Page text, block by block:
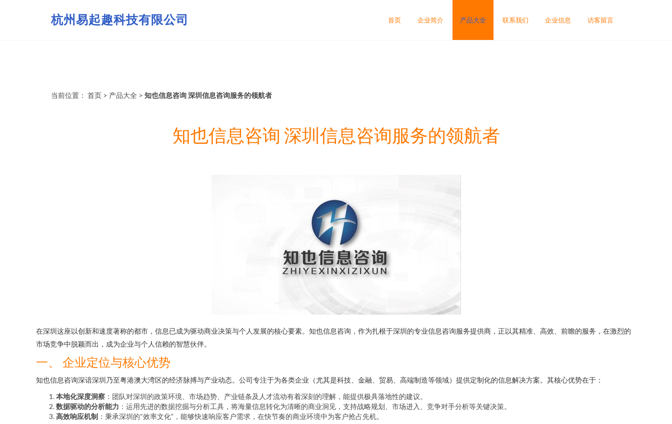
杭州易起趣科技有限公司 首页 企业简介 产品大全 联系我们 企业信息 访客留言
当前位置： 首页 > 产品大全 > 知也信息咨询 深圳信息咨询服务的领航者
知也信息咨询 深圳信息咨询服务的领航者
在深圳这座以创新和速度著称的都市，信息已成为驱动商业决策与个人发展的核心要素。知也信息咨询，作为扎根于深圳的专业信息咨询服务提供商，正以其精准、高效、前瞻的服务，在激烈的
市场竞争中脱颖而出，成为企业与个人信赖的智慧伙伴。
一、 企业定位与核心优势
知也信息咨询深谙深圳乃至粤港澳大湾区的经济脉搏与产业动态。公司专注于为各类企业（尤其是科技、金融、贸易、高端制造等领域）提供定制化的信息解决方案。其核心优势在于：
本地化深度洞察 ：团队对深圳的政策环境、市场趋势、产业链条及人才流动有着深刻的理解，能提供极具落地性的建议。
数据驱动的分析能力 ：运用先进的数据挖掘与分析工具，将海量信息转化为清晰的商业洞见，支持战略规划、市场进入、竞争对手分析等关键决策。
高效响应机制 ：秉承深圳的“效率文化”，能够快速响应客户需求，在快节奏的商业环境中为客户抢占先机。